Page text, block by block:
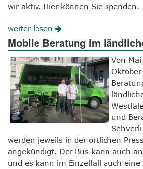
wir aktiv. Hier können Sie spenden.
weiter lesen
Mobile Beratung im
Von
und
werden jeweils in der örtlichen
angekündigt. Der Bus kann auch
und es kann im Einzelfall auch eine